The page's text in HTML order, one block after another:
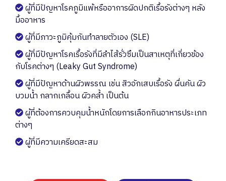
ผู้ที่มีปัญหาโรคภูมิแพ้หรืออาการผิดปกติเรื้อรังต่างๆ หลัง
มื้ออาหาร
ผู้ที่มีภาวะภูมิคุ้มกันทำลายตัวเอง (SLE)
ผู้ที่มีปัญหาโรคเรื้อรังที่มีลำไส้รั่วซึมเป็นสาเหตุที่เกี่ยวข้อง
กับโรคต่างๆ (Leaky Gut Syndrome)
ผู้ที่มีปัญหาด้านผิวพรรณ เช่น สิวอักเสบเรื้อรัง ผื่นคัน ผิว
บวมน้ำ กลากเกลื้อน ผิวคล้ำ เป็นต้น
ผู้ที่ต้องการควบคุมน้ำหนักโดยการเลือกกินอาหารประเภท
ต่างๆ
ผู้ที่มีความเครียดสะสม